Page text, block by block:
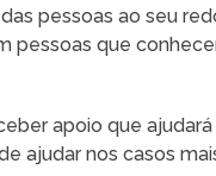
pessoas ao seu
pessoas que
apoio que
ajudar nos casos